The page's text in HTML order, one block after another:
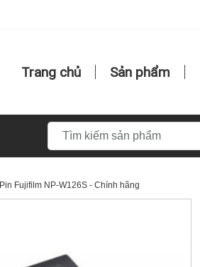
Trang chủ Sản phẩm
Pin Fujifilm NP-W126S - Chính hãng